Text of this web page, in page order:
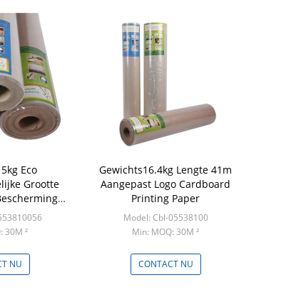
Eco
Grootte
30M ²
NU
Gewichts16.4kg Lengte 41m
Aangepast Logo Cardboard
Printing Paper
Model: Cbl-05538100
Min: MOQ: 30M ²
CONTACT NU